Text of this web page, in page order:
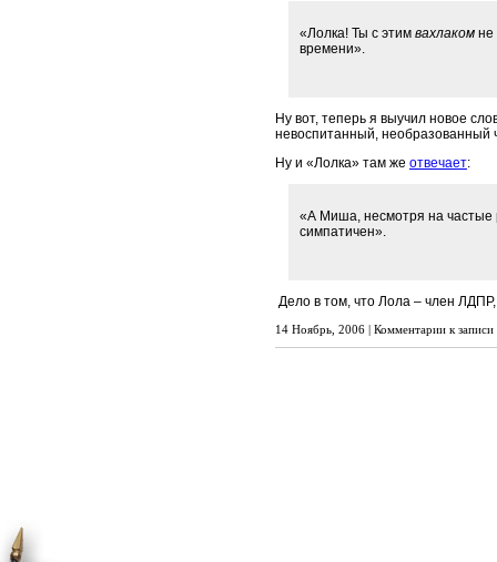
«Лолка! Ты с этим вахлаком не
времени».
Ну вот, теперь я выучил новое
невоспитанный, необразованный
Ну и «Лолка» там же отвечает:
«А Миша, несмотря на частые
симпатичен».
Дело в том, что Лола – член
14 Ноябрь, 2006 | Комментарии к